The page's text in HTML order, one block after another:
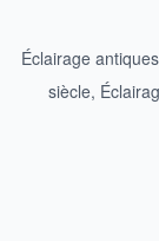
Éclairage antiques
siècle,